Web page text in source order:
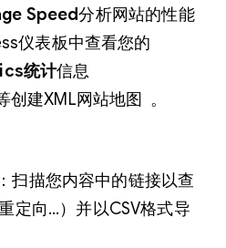
Speed分析网站的性能
仪表板中查看您的
统计信息
创建XML网站地图 。
：扫描您内容中的链接以查
定向…）并以CSV格式导